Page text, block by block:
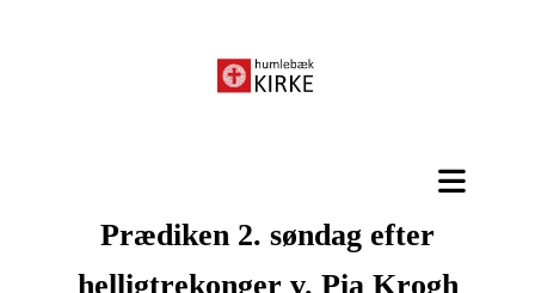
Prædiken 2. søndag efter
helligtrekonger v. Pia Krogh